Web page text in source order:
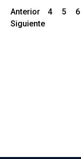
Anterior 4 5 6
Siguiente